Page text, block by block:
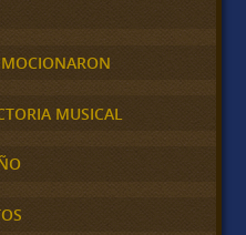
MUSICAL